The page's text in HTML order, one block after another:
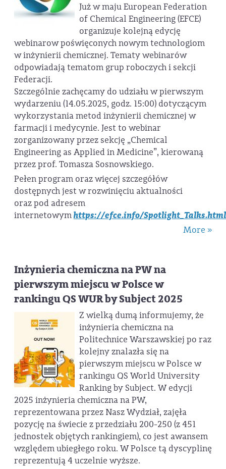
Już w maju European Federation
of Chemical Engineering (EFCE)
organizuje kolejną edycję
webinarow poświęconych nowym technologiom
w inżynierii chemicznej. Tematy webinarów
odpowiadają tematom grup roboczych i sekcji
Federacji.
Szczególnie zachęcamy do udziału w pierwszym
wydarzeniu (14.05.2025, godz. 15:00) dotyczącym
wykorzystania metod inżynierii chemicznej w
farmacji i medycynie. Jest to webinar
zorganizowany przez sekcję „Chemical
Engineering as Applied in Medicine”, kierowaną
przez prof. Tomasza Sosnowskiego.
Pełen program oraz więcej szczegółów
dostępnych jest w rozwinięciu aktualności
oraz pod adresem
internetowymhttps://efce.info/Spotlight_Talks.html
More »
Inżynieria chemiczna na PW na
pierwszym miejscu w Polsce w
rankingu QS WUR by Subject 2025
Z wielką dumą informujemy, że
inżynieria chemiczna na
Politechnice Warszawskiej po raz
kolejny znalazła się na
pierwszym miejscu w Polsce w
rankingu QS World University
Ranking by Subject. W edycji
2025 inżynieria chemiczna na PW,
reprezentowana przez Nasz Wydział, zajęła
pozycję na świecie z przedziału 200-250 (z 451
jednostek objętych rankingiem), co jest awansem
względem ubiegłego roku. W Polsce tą dyscyplinę
reprezentują 4 uczelnie wyższe.